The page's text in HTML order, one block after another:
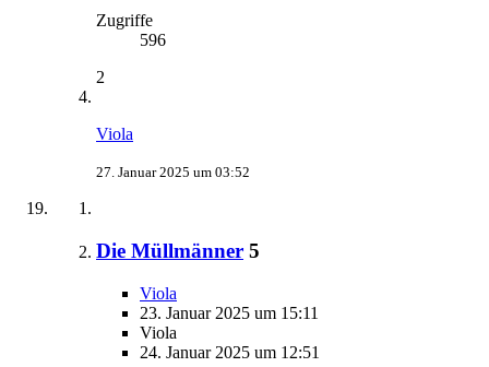
Zugriffe
596
2
Viola
27. Januar 2025 um 03:52
Die Müllmänner 5
Viola
23. Januar 2025 um 15:11
Viola
24. Januar 2025 um 12:51